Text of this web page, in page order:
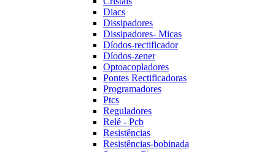
Diacs
Dissipadores
Dissipadores- Micas
Díodos-rectificador
Díodos-zener
Optoacopladores
Pontes Rectificadoras
Programadores
Ptcs
Reguladores
Relé - Pcb
Resistências
Resistências-bobinada